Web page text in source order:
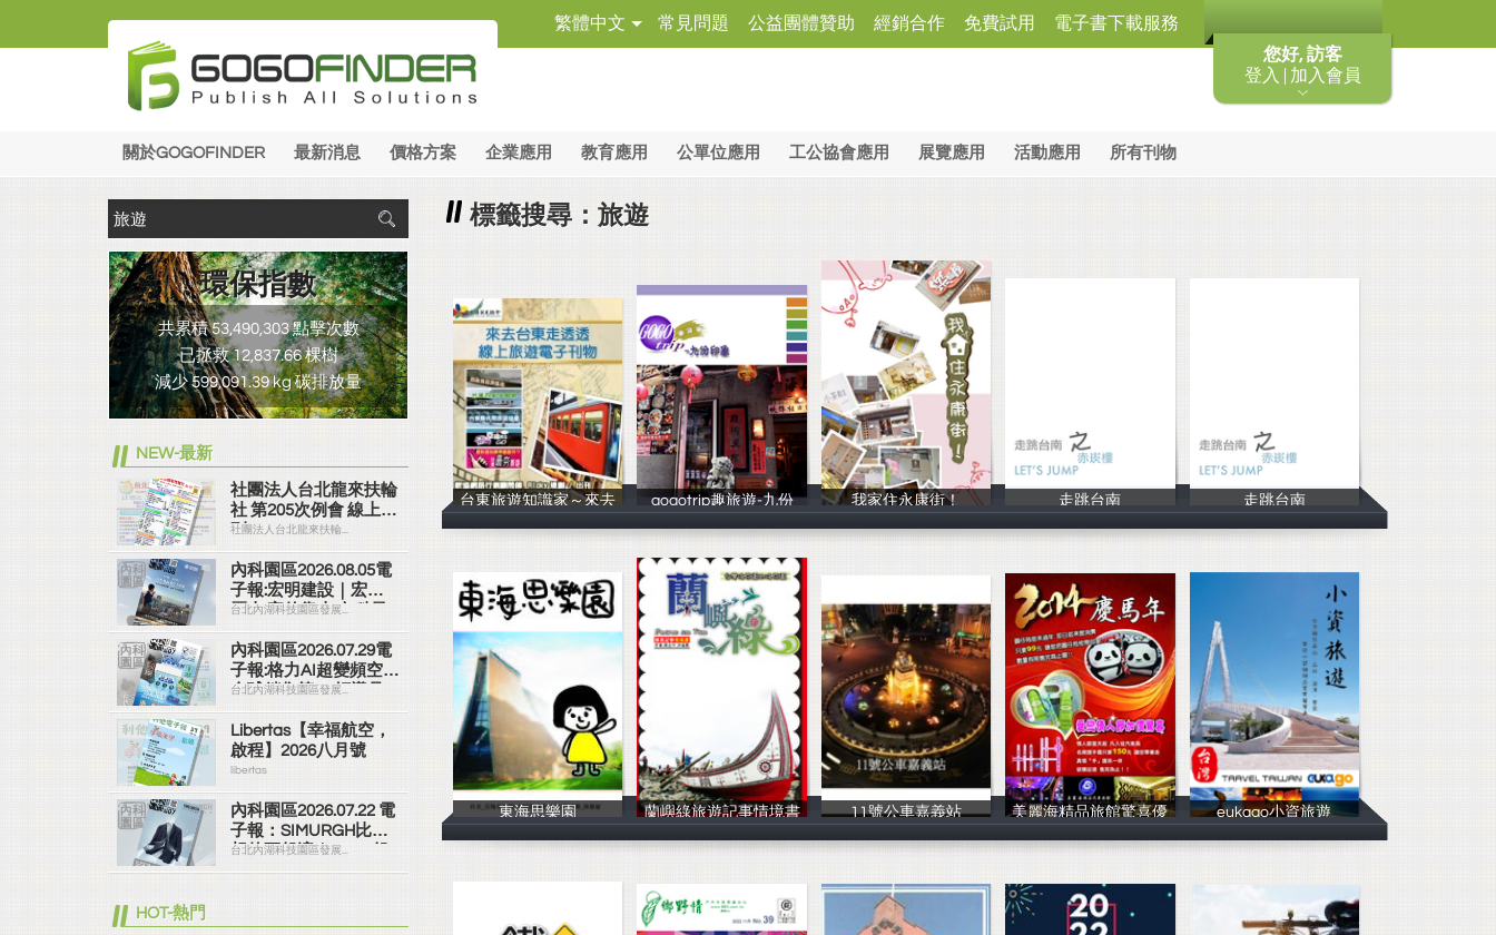
您好, 訪客
登入 | 加入會員
繁體中文 常見問題 公益團體贊助 經銷合作 免費試用 電子書下載服務
關於GOGOFINDER 最新消息 價格方案 企業應用 教育應用 公單位應用 工公協會應用 展覽應用 活動應用 所有刊物
標籤搜尋：旅遊
台東旅遊知識家～來去
台東觀光協會
gogotrip趣旅遊-九份
林淑敏
我家住永康街！
April,Jill
走跳台南
Team
走跳台南
Team
東海思樂園
陳磬瑩、陳尚瑋
蘭嶼綠旅遊記事情境書
吳志中,洪瑞展
11號公車嘉義站
葉欣佩
美麗海精品旅館驚喜優
蔡維郡
eukago小資旅遊
eukago
環保指數
共累積 53,490,303 點擊次數
已拯救 12,837.66 棵樹
減少 599,091.39 kg 碳排放量
NEW-最新
社團法人台北龍來扶輪
社 第205次例會 線上社
刊
社團法人台北龍來扶輪...
內科園區2026.08.05電
子報:宏明建設｜宏明
麗山 家的靠山 內科最
高的安全承諾
台北內湖科技園區發展...
內科園區2026.07.29電
子報:格力AI超變頻空調
全球銷售第一 領導品
牌
台北內湖科技園區發展...
Libertas【幸福航空，
啟程】2026八月號
libertas
內科園區2026.07.22 電
子報：SIMURGH比你
想的更舒適｜Su-Si 舒
仕裝 都會日常輕鬆穿
台北內湖科技園區發展...
HOT-熱門